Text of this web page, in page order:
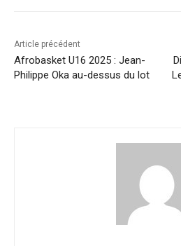
Article précédent
Afrobasket U16 2025 : Jean-
Philippe Oka au-dessus du lot